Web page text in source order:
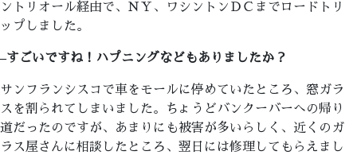
ントリオール経由で、ＮＹ、ワシントンＤＣまでロードトリ
ップしました。
–すごいですね！ハプニングなどもありましたか？
サンフランシスコで車をモールに停めていたところ、窓ガラ
スを割られてしまいました。ちょうどバンクーバーへの帰り
道だったのですが、あまりにも被害が多いらしく、近くのガ
ラス屋さんに相談したところ、翌日には修理してもらえまし